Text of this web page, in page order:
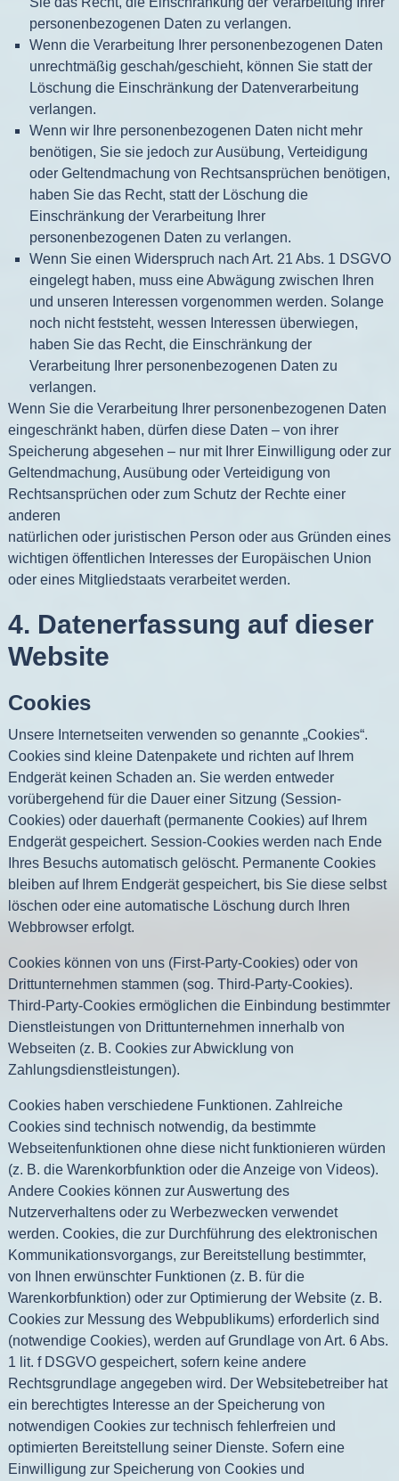
personenbezogenen Daten zu verlangen.
Wenn die Verarbeitung Ihrer personenbezogenen Daten
unrechtmäßig geschah/geschieht, können Sie statt der
Löschung die Einschränkung der Datenverarbeitung
verlangen.
Wenn wir Ihre personenbezogenen Daten nicht mehr
benötigen, Sie sie jedoch zur Ausübung, Verteidigung
oder Geltendmachung von Rechtsansprüchen benötigen,
haben Sie das Recht, statt der Löschung die
Einschränkung der Verarbeitung Ihrer
personenbezogenen Daten zu verlangen.
Wenn Sie einen Widerspruch nach Art. 21 Abs. 1 DSGVO
eingelegt haben, muss eine Abwägung zwischen Ihren
und unseren Interessen vorgenommen werden. Solange
noch nicht feststeht, wessen Interessen überwiegen,
haben Sie das Recht, die Einschränkung der
Verarbeitung Ihrer personenbezogenen Daten zu
verlangen.
Wenn Sie die Verarbeitung Ihrer personenbezogenen Daten
eingeschränkt haben, dürfen diese Daten – von ihrer
Speicherung abgesehen – nur mit Ihrer Einwilligung oder zur
Geltendmachung, Ausübung oder Verteidigung von
Rechtsansprüchen oder zum Schutz der Rechte einer
anderen
natürlichen oder juristischen Person oder aus Gründen eines
wichtigen öffentlichen Interesses der Europäischen Union
oder eines Mitgliedstaats verarbeitet werden.
4. Datenerfassung auf dieser
Website
Cookies
Unsere Internetseiten verwenden so genannte „Cookies“.
Cookies sind kleine Datenpakete und richten auf Ihrem
Endgerät keinen Schaden an. Sie werden entweder
vorübergehend für die Dauer einer Sitzung (Session-
Cookies) oder dauerhaft (permanente Cookies) auf Ihrem
Endgerät gespeichert. Session-Cookies werden nach Ende
Ihres Besuchs automatisch gelöscht. Permanente Cookies
bleiben auf Ihrem Endgerät gespeichert, bis Sie diese selbst
löschen oder eine automatische Löschung durch Ihren
Webbrowser erfolgt.
Cookies können von uns (First-Party-Cookies) oder von
Drittunternehmen stammen (sog. Third-Party-Cookies).
Third-Party-Cookies ermöglichen die Einbindung bestimmter
Dienstleistungen von Drittunternehmen innerhalb von
Webseiten (z. B. Cookies zur Abwicklung von
Zahlungsdienstleistungen).
Cookies haben verschiedene Funktionen. Zahlreiche
Cookies sind technisch notwendig, da bestimmte
Webseitenfunktionen ohne diese nicht funktionieren würden
(z. B. die Warenkorbfunktion oder die Anzeige von Videos).
Andere Cookies können zur Auswertung des
Nutzerverhaltens oder zu Werbezwecken verwendet
werden. Cookies, die zur Durchführung des elektronischen
Kommunikationsvorgangs, zur Bereitstellung bestimmter,
von Ihnen erwünschter Funktionen (z. B. für die
Warenkorbfunktion) oder zur Optimierung der Website (z. B.
Cookies zur Messung des Webpublikums) erforderlich sind
(notwendige Cookies), werden auf Grundlage von Art. 6 Abs.
1 lit. f DSGVO gespeichert, sofern keine andere
Rechtsgrundlage angegeben wird. Der Websitebetreiber hat
ein berechtigtes Interesse an der Speicherung von
notwendigen Cookies zur technisch fehlerfreien und
optimierten Bereitstellung seiner Dienste. Sofern eine
Einwilligung zur Speicherung von Cookies und